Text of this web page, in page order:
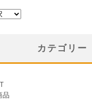
カテゴリー
品